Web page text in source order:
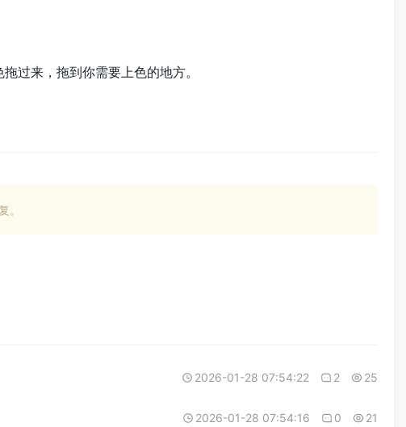
过来，拖到你需要上色的地方。
。
2026-01-28 07:54:22 2 25
2026-01-28 07:54:16 0 21